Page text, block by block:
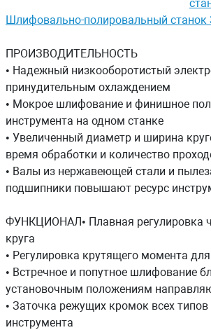
Шлифовально-полировальный станок
ПРОИЗВОДИТЕЛЬНОСТЬ
• Надежный низкооборотистый
принудительным охлаждением
• Мокрое шлифование и финишное
инструмента на одном станке
• Увеличенный диаметр и ширина
время обработки и количество
• Валы из нержавеющей стали и
подшипники повышают ресурс
ФУНКЦИОНАЛ• Плавная регулировка
круга
• Регулировка крутящего момента
• Встречное и попутное шлифование
установочным положениям
• Заточка режущих кромок всех типов
инструмента